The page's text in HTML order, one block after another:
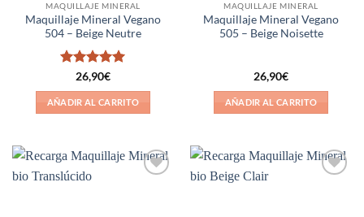
MAQUILLAJE MINERAL
Maquillaje Mineral Vegano
504 – Beige Neutre
Valorado
con5de 5
26,90€
AÑADIR AL CARRITO
MAQUILLAJE MINERAL
Maquillaje Mineral Vegano
505 – Beige Noisette
26,90€
AÑADIR AL CARRITO